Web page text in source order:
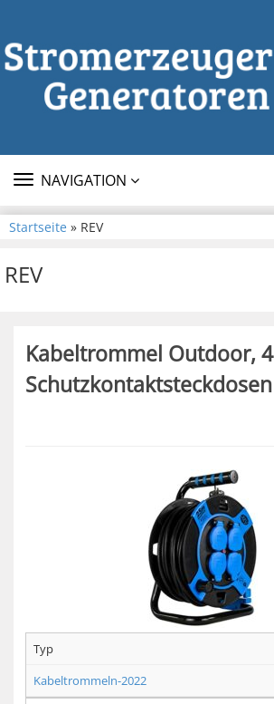
TOGGLE
NAVIGATION
Startseite » REV
REV
Kabeltrommel Outdoor, 4
Schutzkontaktsteckdosen
Typ
Kabeltrommeln-2022